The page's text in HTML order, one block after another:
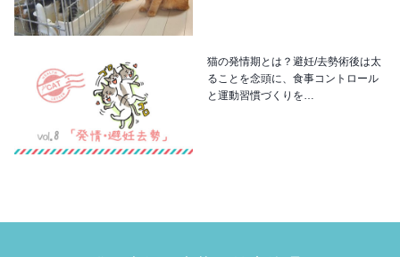
猫の発情期とは？避妊/去勢術後は太
ることを念頭に、食事コントロール
と運動習慣づくりを…